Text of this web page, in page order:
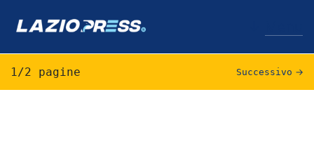
1/2 pagine Successivo →